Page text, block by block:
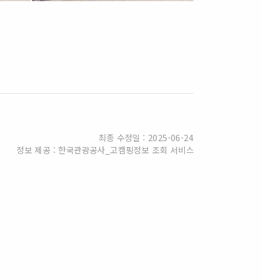
최종 수정일 : 2025-06-24
정보 제공 : 한국관광공사_고캠핑정보 조회 서비스